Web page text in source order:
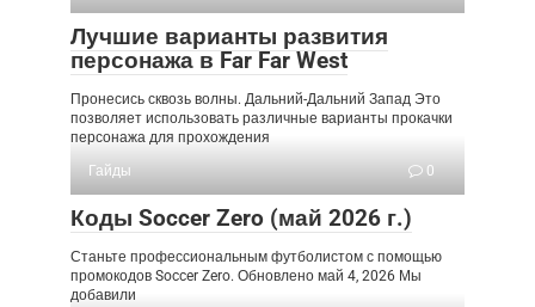
Лучшие варианты развития
персонажа в Far Far West
Пронесись сквозь волны. Дальний-Дальний Запад Это
позволяет использовать различные варианты прокачки
персонажа для прохождения
Гайды
0
Коды Soccer Zero (май 2026 г.)
Станьте профессиональным футболистом с помощью
промокодов Soccer Zero. Обновлено май 4, 2026 Мы
добавили